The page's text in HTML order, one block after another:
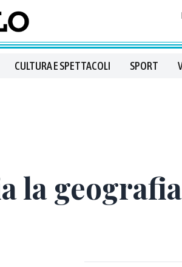
CULTURA E SPETTACOLI SPORT
la